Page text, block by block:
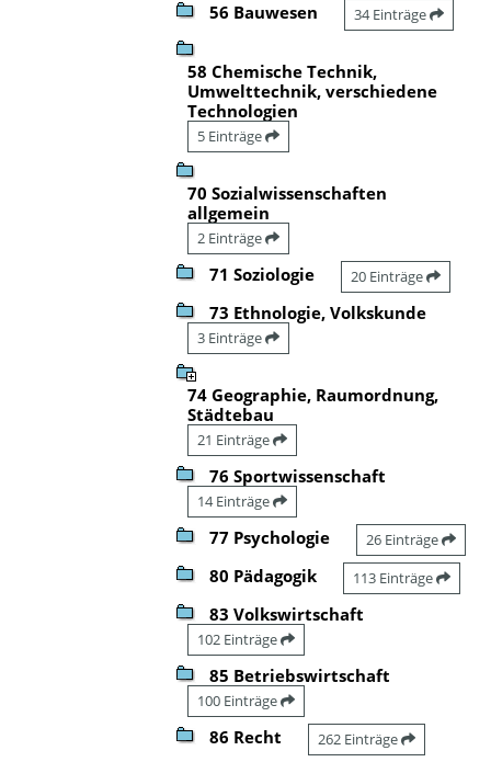
56 Bauwesen 34 Einträge
58 Chemische Technik,
Umwelttechnik, verschiedene
Technologien
5 Einträge
70 Sozialwissenschaften
allgemein
2 Einträge
71 Soziologie 20 Einträge
73 Ethnologie, Volkskunde
3 Einträge
74 Geographie, Raumordnung,
Städtebau
21 Einträge
76 Sportwissenschaft
14 Einträge
77 Psychologie 26 Einträge
80 Pädagogik 113 Einträge
83 Volkswirtschaft
102 Einträge
85 Betriebswirtschaft
100 Einträge
86 Recht 262 Einträge